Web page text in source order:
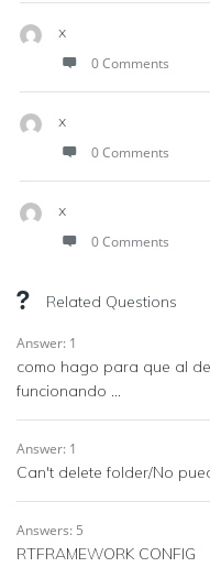
x
0 Comments
x
0 Comments
x
0 Comments
Related Questions
Answer: 1
como hago para que al
funcionando ...
Answer: 1
Can't delete folder/No
Answers: 5
RTFRAMEWORK CONFIG